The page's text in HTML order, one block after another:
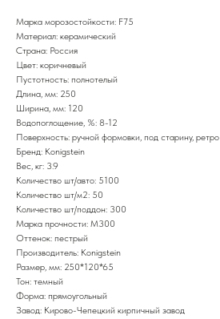
Марка морозостойкости: F75
Материал: керамический
Страна: Россия
Цвет: коричневый
Пустотность: полнотелый
Длина, мм: 250
Ширина, мм: 120
Водопоглощение, %: 8-12
Поверхность: ручной формовки, под старину, ретро
Бренд: Konigstein
Вес, кг: 3.9
Количество шт/авто: 5100
Количество шт/м2: 50
Количество шт/поддон: 300
Марка прочности: М300
Оттенок: пестрый
Производитель: Konigstein
Размер, мм: 250*120*65
Тон: темный
Форма: прямоугольный
Завод: Кирово-Чепецкий кирпичный завод